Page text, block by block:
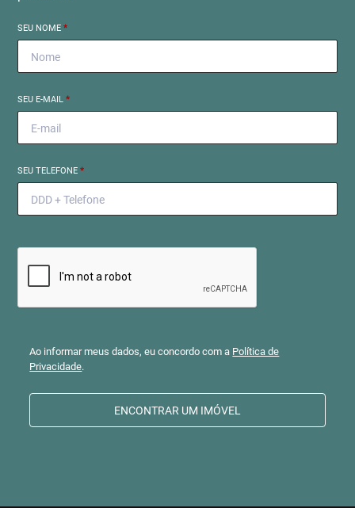
SEU NOME*
SEU E-MAIL*
SEU TELEFONE*
Ao informar meus dados, eu concordo com a Política de
Privacidade.
ENCONTRAR UM IMÓVEL